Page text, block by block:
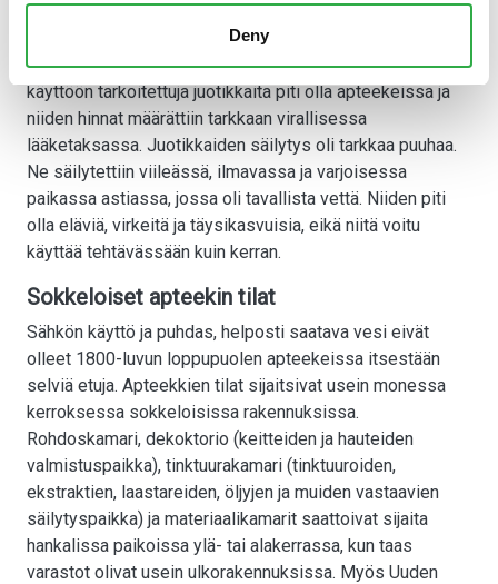
Deny
hammastulehdusten, silmätulehdusten, ajosten,
ruhjevammojen ja peräpukamien hoitoon tai kuppaamisen
ja suoneniskun korvausmuotona. Lääkinnälliseen
käyttöön tarkoitettuja juotikkaita piti olla apteekeissa ja
niiden hinnat määrättiin tarkkaan virallisessa
lääketaksassa. Juotikkaiden säilytys oli tarkkaa puuhaa.
Ne säilytettiin viileässä, ilmavassa ja varjoisessa
paikassa astiassa, jossa oli tavallista vettä. Niiden piti
olla eläviä, virkeitä ja täysikasvuisia, eikä niitä voitu
käyttää tehtävässään kuin kerran.
Sokkeloiset apteekin tilat
Sähkön käyttö ja puhdas, helposti saatava vesi eivät
olleet 1800-luvun loppupuolen apteekeissa itsestään
selviä etuja. Apteekkien tilat sijaitsivat usein monessa
kerroksessa sokkeloisissa rakennuksissa.
Rohdoskamari, dekoktorio (keitteiden ja hauteiden
valmistuspaikka), tinktuurakamari (tinktuuroiden,
ekstraktien, laastareiden, öljyjen ja muiden vastaavien
säilytyspaikka) ja materiaalikamarit saattoivat sijaita
hankalissa paikoissa ylä- tai alakerrassa, kun taas
varastot olivat usein ulkorakennuksissa. Myös Uuden